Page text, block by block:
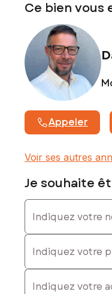
877 888 081
Ce bien vous
Appeler
Voir ses autres
Je souhaite
Indiquez votre nom
Indiquez votre
E-mail